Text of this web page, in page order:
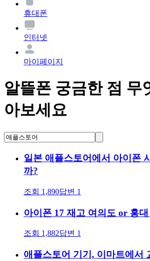
휴대폰
인터넷
마이페이지
알뜰폰 궁금한 점 무
아보세요
일본 애플스토어에서 아이폰
까?
조회 1,890답변 1
아이폰 17 재고 여의도 or 홍
조회 1,882답변 1
애플스토어 기기, 이마트에서